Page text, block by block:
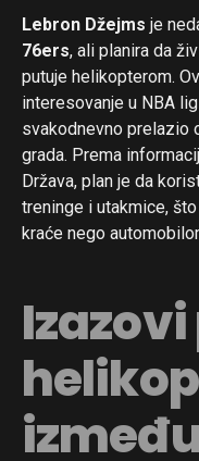
Lebron Džejms je
76ers, ali planira da
putuje helikopterom.
interesovanje u NBA
svakodnevno prelazio
grada. Prema
Država, plan je da
treninge i utakmice,
kraće nego